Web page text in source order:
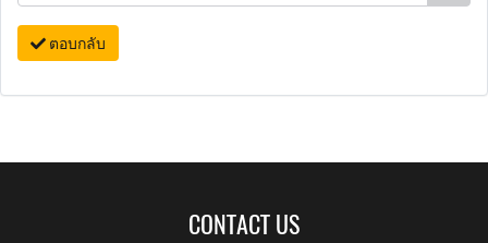
ตอบกลับ
CONTACT US